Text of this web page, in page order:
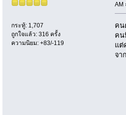
กระทู้: 1,707
ถูกใจแล้ว: 316 ครั้ง
ความนิยม: +83/-119
AM
คน
คน
แต่
จา